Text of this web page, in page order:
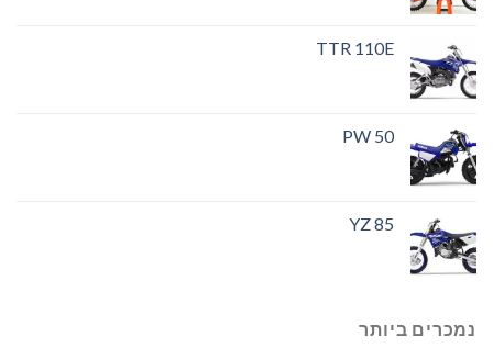
TTR 110E
PW 50
YZ 85
נמכרים ביותר